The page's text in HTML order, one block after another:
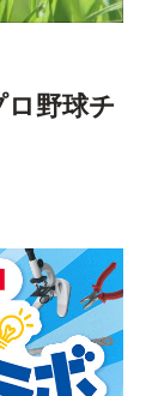
ロ野球チ